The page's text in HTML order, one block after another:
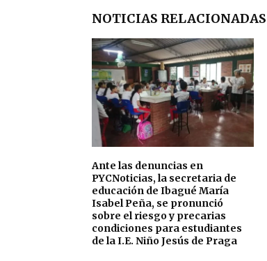
NOTICIAS RELACIONADAS
Ante las denuncias en
PYCNoticias, la secretaria de
educación de Ibagué María
Isabel Peña, se pronunció
sobre el riesgo y precarias
condiciones para estudiantes
de la I.E. Niño Jesús de Praga